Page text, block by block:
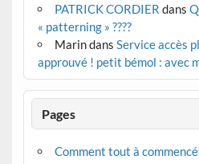
PATRICK CORDIER dans
« patterning » ????
Marindans Service accès
approuvé ! petit bémol : avec
Pages
Comment tout à